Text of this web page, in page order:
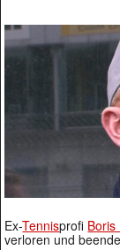
Ex-Tennisprofi Boris
verloren und